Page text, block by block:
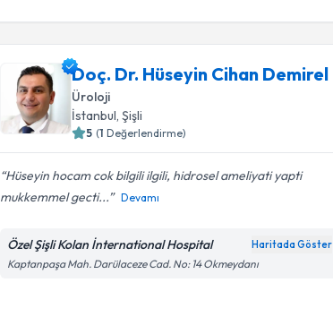
Doç. Dr. Hüseyin Cihan Demirel
Üroloji
İstanbul, Şişli
5 (1 Değerlendirme)
Hüseyin hocam cok bilgili ilgili, hidrosel ameliyati yapti
mukkemmel gecti...
Devamı
Özel Şişli Kolan İnternational Hospital Haritada Göster
Kaptanpaşa Mah. Darülaceze Cad. No: 14 Okmeydanı